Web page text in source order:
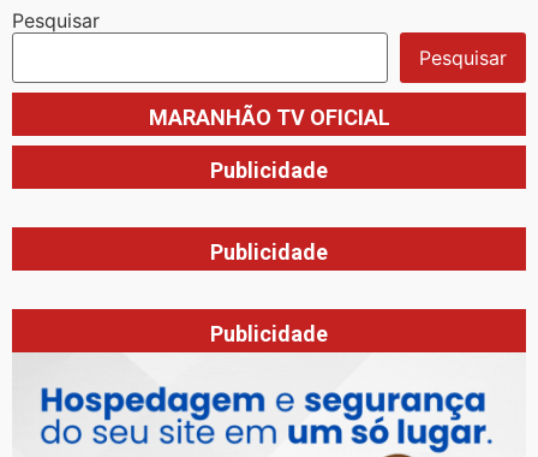
Pesquisar
Pesquisar
MARANHÃO TV OFICIAL
Publicidade
Publicidade
Publicidade